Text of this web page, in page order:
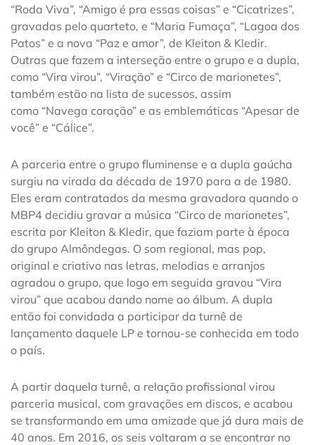
“Roda Viva”, “Amigo é pra essas coisas” e “Cicatrizes”,
gravadas pelo quarteto, e “Maria Fumaça”, “Lagoa dos
Patos” e a nova “Paz e amor”, de Kleiton & Kledir.
Outras que fazem a interseção entre o grupo e a dupla,
como “Vira virou”, “Viração” e “Circo de marionetes”,
também estão na lista de sucessos, assim
como “Navega coração” e as emblemáticas “Apesar de
você” e “Cálice”.
A parceria entre o grupo fluminense e a dupla gaúcha
surgiu na virada da década de 1970 para a de 1980.
Eles eram contratados da mesma gravadora quando o
MBP4 decidiu gravar a música “Circo de marionetes”,
escrita por Kleiton & Kledir, que faziam parte à época
do grupo Almôndegas. O som regional, mas pop,
original e criativo nas letras, melodias e arranjos
agradou o grupo, que logo em seguida gravou “Vira
virou” que acabou dando nome ao álbum. A dupla
então foi convidada a participar da turnê de
lançamento daquele LP e tornou-se conhecida em todo
o país.
A partir daquela turnê, a relação profissional virou
parceria musical, com gravações em discos, e acabou
se transformando em uma amizade que já dura mais de
40 anos. Em 2016, os seis voltaram a se encontrar no